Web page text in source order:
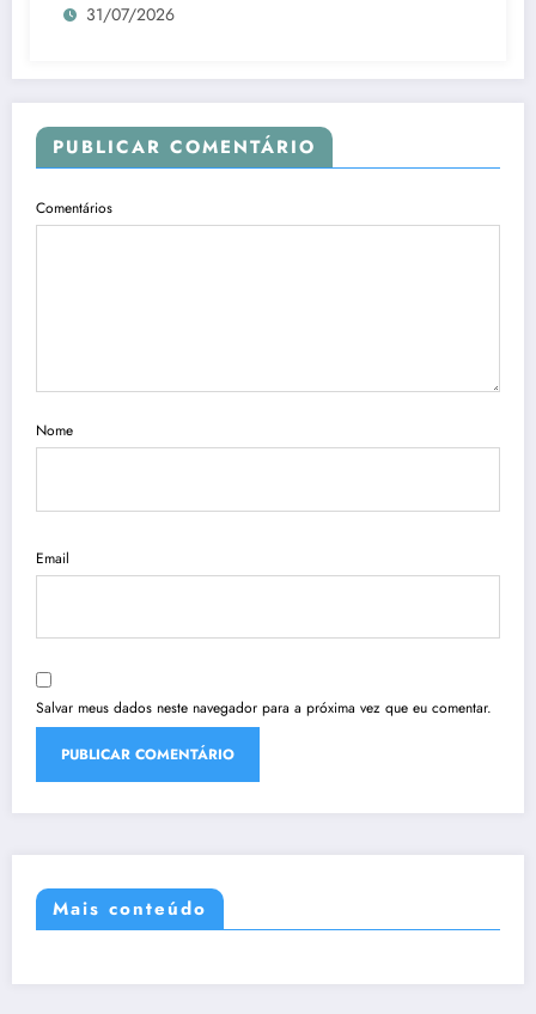
31/07/2026
PUBLICAR COMENTÁRIO
Comentários
Nome
Email
Salvar meus dados neste navegador para a próxima vez que eu comentar.
Mais conteúdo